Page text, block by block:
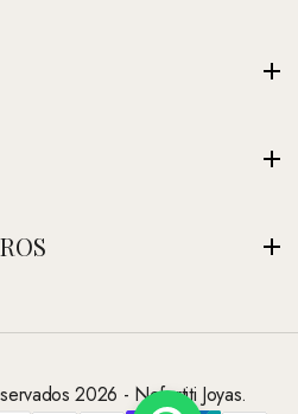
2026 - Nefertiti Joyas.